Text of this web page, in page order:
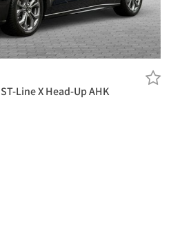
Line X Head-Up AHK